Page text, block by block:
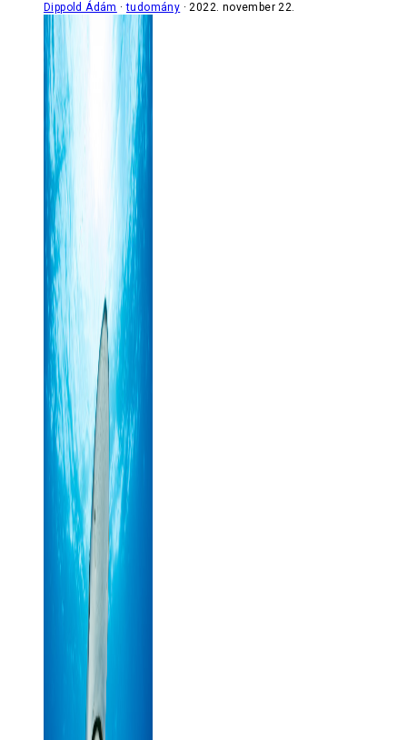
Dippold Ádám tudomány 2022. november 22.